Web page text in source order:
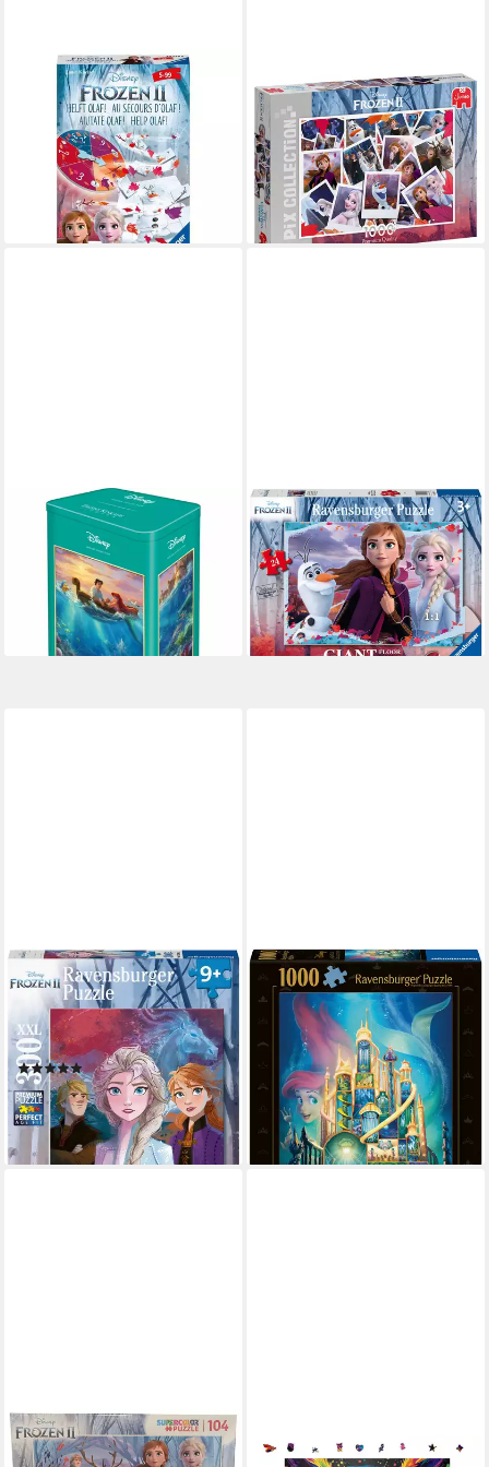
RAVENSBURGER
Spiel Disney Frozen: Frozen 2
ab 8,79 €
leider ausverkauft
Puzzle Disney Pix Collection
Frozen 2 1000 Teile Puzzle,
1000 Puzzleteile, Made in
Europe
ab 15,95 €
lieferbar - in 3-4 Werktagen bei dir
SCHMIDT SPIELE
Puzzle Disney Arielle 500
Teile, 500 Puzzleteile
ab 19,22 €
lieferbar - in 2-3 Werktagen bei dir
RAVENSBURGER
Puzzle Die Eiskönigin 2:
Zauberhafte neue Welt, 24
Puzzleteile, Made in Europe
ab 18,99 €
lieferbar - in 2-3 Werktagen bei dir
RAVENSBURGER
Puzzle Elsa, Anna und Kristoff,
300 Puzzleteile, Made in
Germany
(2)
ab 10,37 € UVP13,99 €
-26%
lieferbar - in 2-3 Werktagen bei dir
RAVENSBURGER
Puzzle Castle Collection -
Disney Princess, Arielle, 1000
Puzzleteile, Made in Germany
ab 13,10 € UVP16,99 €
-23%
lieferbar - in 2-3 Werktagen bei dir
CLEMENTONI®
Puzzle Disney Frozen 2 - Puzzle Bunte Eule Holzpuzzle